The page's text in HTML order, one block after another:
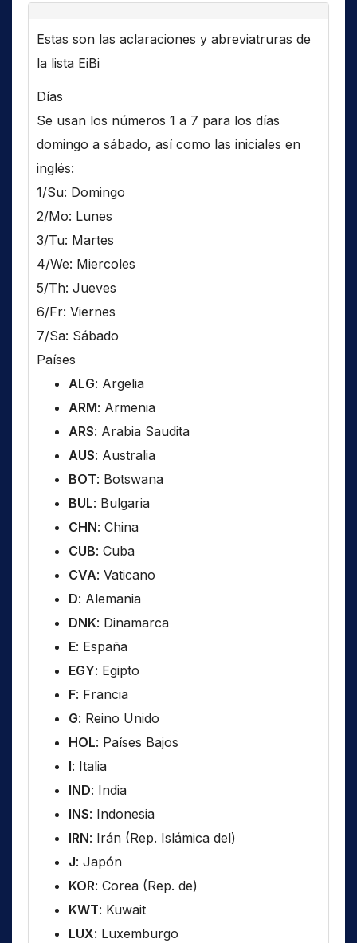
Estas son las aclaraciones y abreviatruras de
la lista EiBi
Días
Se usan los números 1 a 7 para los días
domingo a sábado, así como las iniciales en
inglés:
1/Su: Domingo
2/Mo: Lunes
3/Tu: Martes
4/We: Miercoles
5/Th: Jueves
6/Fr: Viernes
7/Sa: Sábado
Países
ALG: Argelia
ARM: Armenia
ARS: Arabia Saudita
AUS: Australia
BOT: Botswana
BUL: Bulgaria
CHN: China
CUB: Cuba
CVA: Vaticano
D: Alemania
DNK: Dinamarca
E: España
EGY: Egipto
F: Francia
G: Reino Unido
HOL: Países Bajos
I: Italia
IND: India
INS: Indonesia
IRN: Irán (Rep. Islámica del)
J: Japón
KOR: Corea (Rep. de)
KWT: Kuwait
LUX: Luxemburgo